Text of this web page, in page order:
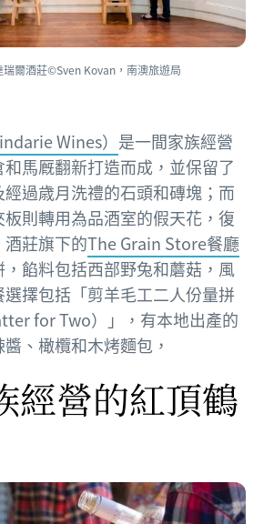
爾酒莊©Sven Kovan，南澳旅遊局
Wines） 是一間家族經營
馬厩翻新打造而成，並保留了
過歳月洗禮的石頭和磚塊；而
則轉用為品酒室的假天花，復
莊旗下的The Grain Store餐廳
餡料包括西部野兔和蘑菇，風
擇包括「剪羊毛工二人份量拼
for Two）」，有本地出產的
、橄欖和木烤麵包，
經營的紅頂鶴